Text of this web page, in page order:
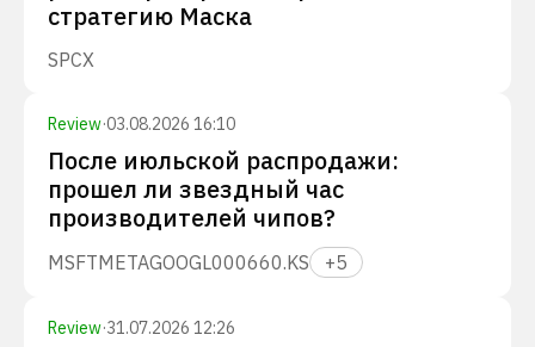
стратегию Маска
SPCX
Review·03.08.2026 16:10
После июльской распродажи:
прошел ли звездный час
производителей чипов?
MSFTMETAGOOGL000660.KS +5
Review·31.07.2026 12:26